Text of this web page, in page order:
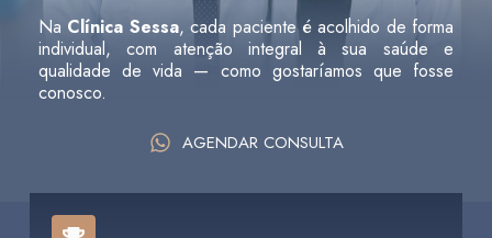
Na Clínica Sessa, cada paciente é acolhido de forma
individual, com atenção integral à sua saúde e
qualidade de vida — como gostaríamos que fosse
conosco.
AGENDAR CONSULTA